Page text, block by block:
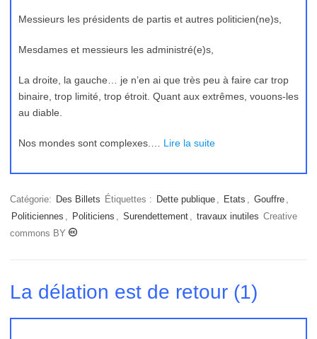
Messieurs les présidents de partis et autres politicien(ne)s,
Mesdames et messieurs les administré(e)s,
La droite, la gauche… je n’en ai que très peu à faire car trop
binaire, trop limité, trop étroit. Quant aux extrêmes, vouons-les
au diable.
Nos mondes sont complexes.… Lire la suite
Catégorie: Des Billets Étiquettes : Dette publique , Etats , Gouffre ,
Politiciennes , Politiciens , Surendettement , travaux inutiles Creative
commons BY
La délation est de retour (1)